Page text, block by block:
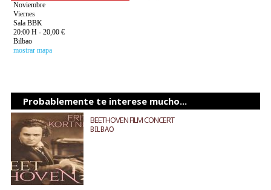
Noviembre
Viernes
Sala BBK
20:00 H - 20,00 €
Bilbao
mostrar mapa
Probablemente te interese mucho...
BEETHOVEN FILM CONCERT
BILBAO